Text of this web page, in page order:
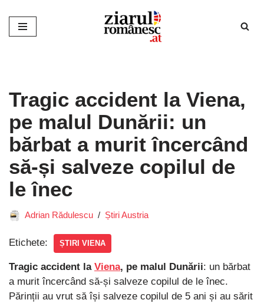
Sari
Tragic accident la Viena,
pe malul Dunării: un
bărbat a murit încercând
să-și salveze copilul de
le înec
Adrian Rădulescu Știri Austria
Etichete: ȘTIRI VIENA
Tragic accident la Viena, pe malul Dunării: un bărbat
a murit încercând să-și salveze copilul de le înec.
Părinții au vrut să își salveze copilul de 5 ani și au sărit